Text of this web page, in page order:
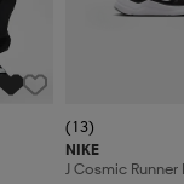
(13)
NIKE
J Cosmic Runner